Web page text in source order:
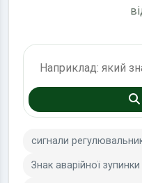
сигнали
Знак аварійної